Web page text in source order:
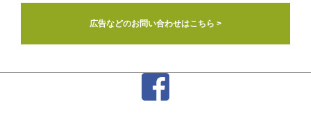
広告などのお問い合わせはこちら >